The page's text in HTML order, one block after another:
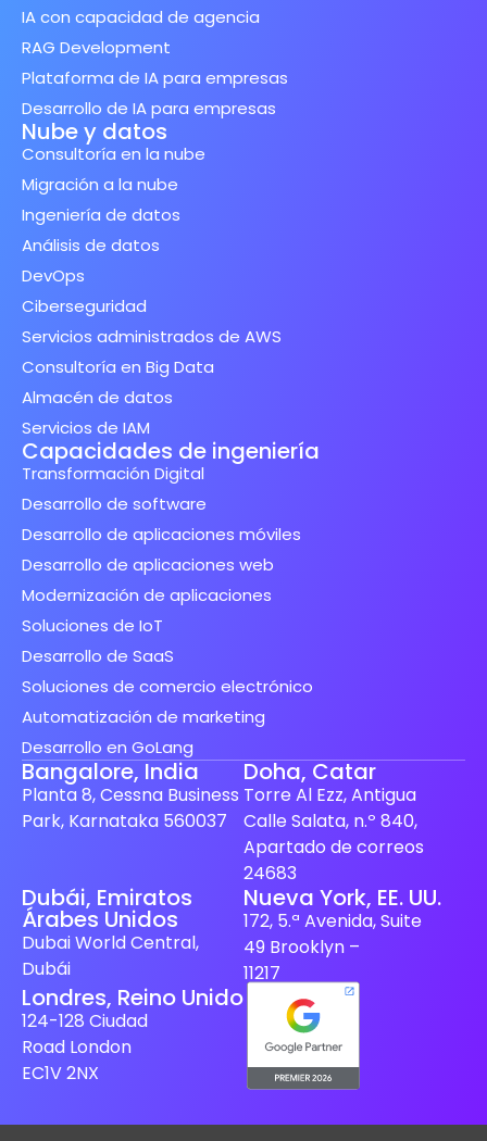
IA con capacidad de agencia
RAG Development
Plataforma de IA para empresas
Desarrollo de IA para empresas
Nube y datos
Consultoría en la nube
Migración a la nube
Ingeniería de datos
Análisis de datos
DevOps
Ciberseguridad
Servicios administrados de AWS
Consultoría en Big Data
Almacén de datos
Servicios de IAM
Capacidades de ingeniería
Transformación Digital
Desarrollo de software
Desarrollo de aplicaciones móviles
Desarrollo de aplicaciones web
Modernización de aplicaciones
Soluciones de IoT
Desarrollo de SaaS
Soluciones de comercio electrónico
Automatización de marketing
Desarrollo en GoLang
Bangalore, India
Planta 8, Cessna Business
Park, Karnataka 560037
Doha, Catar
Torre Al Ezz, Antigua
Calle Salata, n.º 840,
Apartado de correos
24683
Dubái, Emiratos
Árabes Unidos
Dubai World Central,
Dubái
Nueva York, EE. UU.
172, 5.ª Avenida, Suite
49 Brooklyn –
11217
Londres, Reino Unido
124-128 Ciudad
Road London
EC1V 2NXGerman
Japanese
Dutch
Finnish
Spanish (Spain)